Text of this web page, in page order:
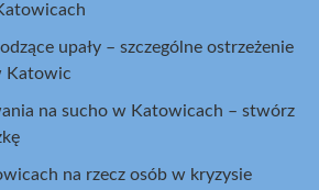
upały – szczególne ostrzeżenie
Katowic
na sucho w Katowicach – stwórz
na rzecz osób w kryzysie